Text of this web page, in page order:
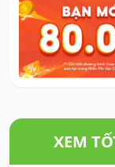
XEM